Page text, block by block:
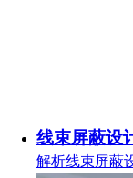
线束屏蔽设
解析线束屏蔽